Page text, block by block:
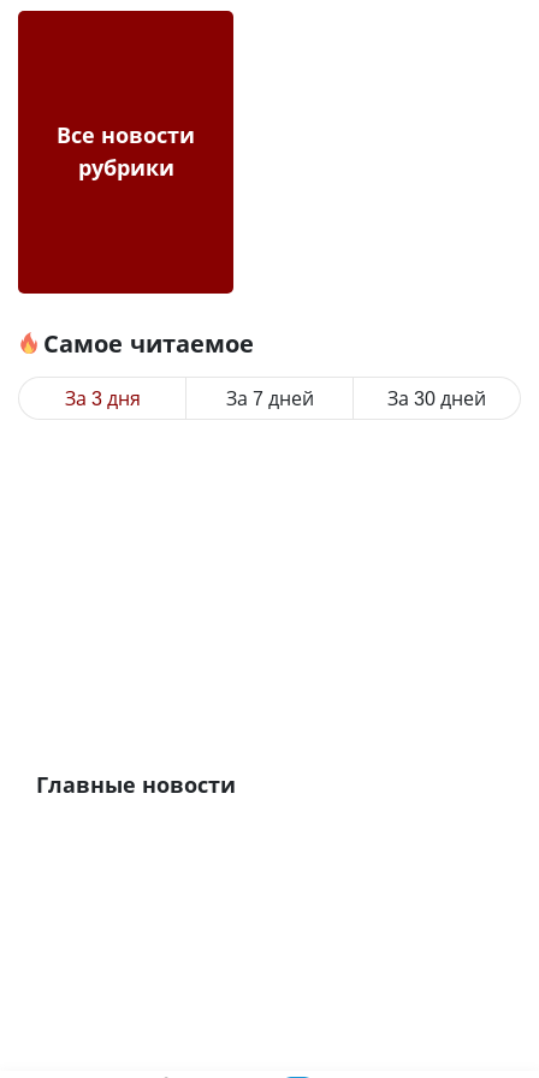
Все новости
рубрики
Самое читаемое
За 3 дня За 7 дней За 30 дней
Главные новости